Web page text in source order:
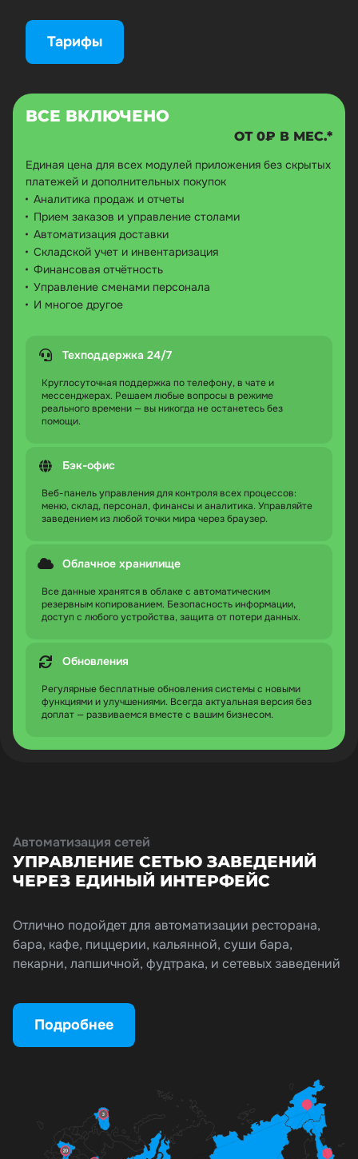
Тарифы
ВСЕ ВКЛЮЧЕНО
ОТ 0₽ В МЕС.*
Единая цена для всех модулей приложения без скрытых
платежей и дополнительных покупок
Аналитика продаж и отчеты
Прием заказов и управление столами
Автоматизация доставки
Складской учет и инвентаризация
Финансовая отчётность
Управление сменами персонала
И многое другое
Техподдержка 24/7
Круглосуточная поддержка по телефону, в чате и
мессенджерах. Решаем любые вопросы в режиме
реального времени — вы никогда не останетесь без
помощи.
Бэк-офис
Веб-панель управления для контроля всех процессов:
меню, склад, персонал, финансы и аналитика. Управляйте
заведением из любой точки мира через браузер.
Облачное хранилище
Все данные хранятся в облаке с автоматическим
резервным копированием. Безопасность информации,
доступ с любого устройства, защита от потери данных.
Обновления
Регулярные бесплатные обновления системы с новыми
функциями и улучшениями. Всегда актуальная версия без
доплат — развиваемся вместе с вашим бизнесом.
Автоматизация сетей
УПРАВЛЕНИЕ СЕТЬЮ ЗАВЕДЕНИЙ
ЧЕРЕЗ ЕДИНЫЙ ИНТЕРФЕЙС
Отлично подойдет для автоматизации ресторана,
бара, кафе, пиццерии, кальянной, суши бара,
пекарни, лапшичной, фудтрака, и сетевых заведений
Подробнее